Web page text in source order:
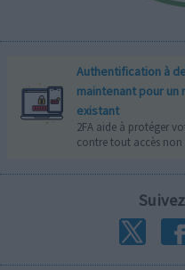
Authentification à
maintenant pour un
existant
2FA aide à protéger
contre tout accès non